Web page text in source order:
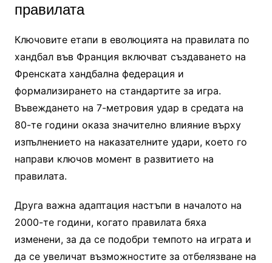
правилата
Ключовите етапи в еволюцията на правилата по
хандбал във Франция включват създаването на
Френската хандбална федерация и
формализирането на стандартите за игра.
Въвеждането на 7-метровия удар в средата на
80-те години оказа значително влияние върху
изпълнението на наказателните удари, което го
направи ключов момент в развитието на
правилата.
Друга важна адаптация настъпи в началото на
2000-те години, когато правилата бяха
изменени, за да се подобри темпото на играта и
да се увеличат възможностите за отбелязване на